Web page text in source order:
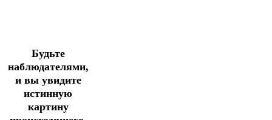
Будьте
наблюдателями,
и вы увидите
истинную
картину